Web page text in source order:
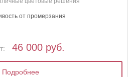
от промерзания
46 000 руб.
Подробнее